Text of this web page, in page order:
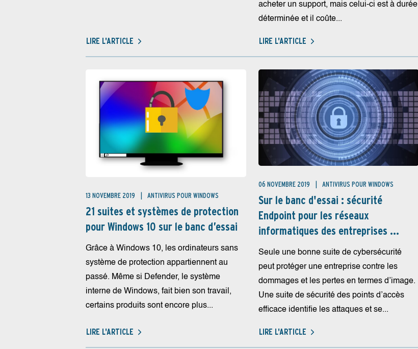
LIRE L'ARTICLE
acheter un support, mais celui-ci est à durée
déterminée et il coûte...
LIRE L'ARTICLE
13 NOVEMBRE 2019 ANTIVIRUS POUR WINDOWS
21 suites et systèmes de protection
pour Windows 10 sur le banc d’essai
Grâce à Windows 10, les ordinateurs sans
système de protection appartiennent au
passé. Même si Defender, le système
interne de Windows, fait bien son travail,
certains produits sont encore plus...
LIRE L'ARTICLE
06 NOVEMBRE 2019 ANTIVIRUS POUR WINDOWS
Sur le banc d'essai : sécurité
Endpoint pour les réseaux
informatiques des entreprises ...
Seule une bonne suite de cybersécurité
peut protéger une entreprise contre les
dommages et les pertes en termes d’image.
Une suite de sécurité des points d’accès
efficace identifie les attaques et se...
LIRE L'ARTICLE